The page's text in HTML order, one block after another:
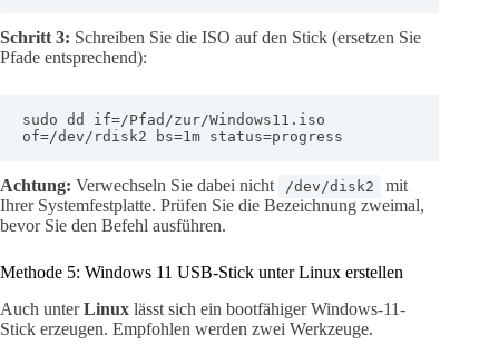
Schritt 3: Schreiben Sie die ISO auf den Stick (ersetzen Sie
Pfade entsprechend):
sudo dd if=/Pfad/zur/Windows11.iso
of=/dev/rdisk2 bs=1m status=progress
Achtung: Verwechseln Sie dabei nicht /dev/disk2
mit
Ihrer Systemfestplatte. Prüfen Sie die Bezeichnung zweimal,
bevor Sie den Befehl ausführen.
Methode 5: Windows 11 USB-Stick unter Linux erstellen
Auch unterLinux lässt sich ein bootfähiger Windows-11-
Stick erzeugen. Empfohlen werden zwei Werkzeuge.